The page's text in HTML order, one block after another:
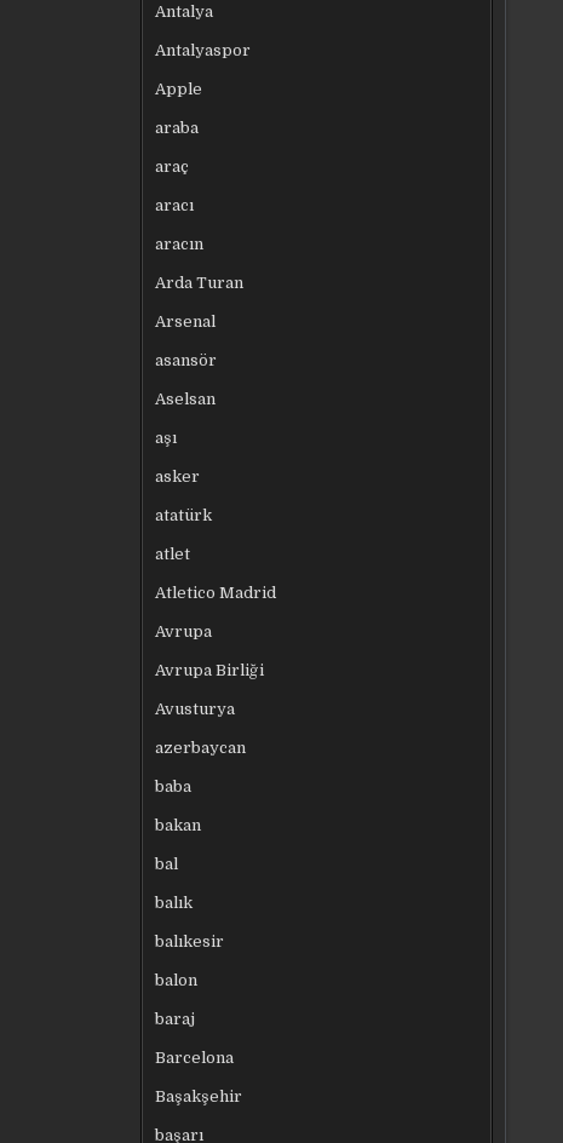
Antalya
Antalyaspor
Apple
araba
araç
aracı
aracın
Arda Turan
Arsenal
asansör
Aselsan
aşı
asker
atatürk
atlet
Atletico Madrid
Avrupa
Avrupa Birliği
Avusturya
azerbaycan
baba
bakan
bal
balık
balıkesir
balon
baraj
Barcelona
Başakşehir
başarı